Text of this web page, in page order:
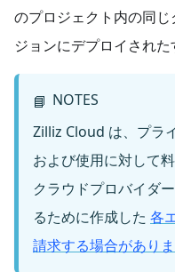
のプロジェクト内の同
ジョンにデプロイされた
📘 NOTES
Zilliz Cloud は、プラ
および使用に対して
クラウドプロバイダ
るために作成した 各
請求する場合があり